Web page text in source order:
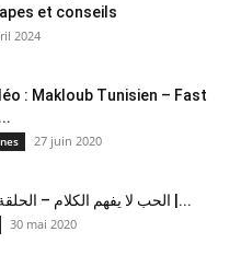
et conseils
2024
: Makloub Tunisien – Fast
Food – مقلوب...
27 juin 2020
En vidéo – الحب لا يفهم الكلام – الحلقة 35 |...
30 mai 2020